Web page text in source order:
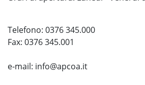
Telefono: 0376 345.000
Fax: 0376 345.001
e-mail: info@apcoa.it